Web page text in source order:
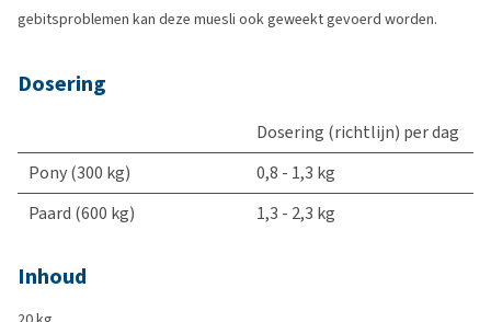
gebitsproblemen kan deze muesli ook geweekt gevoerd worden.
Dosering
Dosering (richtlijn) per dag
Pony (300 kg)
0,8 - 1,3 kg
Paard (600 kg)
1,3 - 2,3 kg
Inhoud